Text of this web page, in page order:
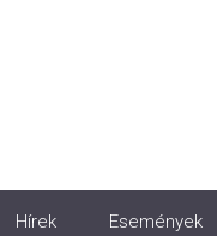
Hírek Események